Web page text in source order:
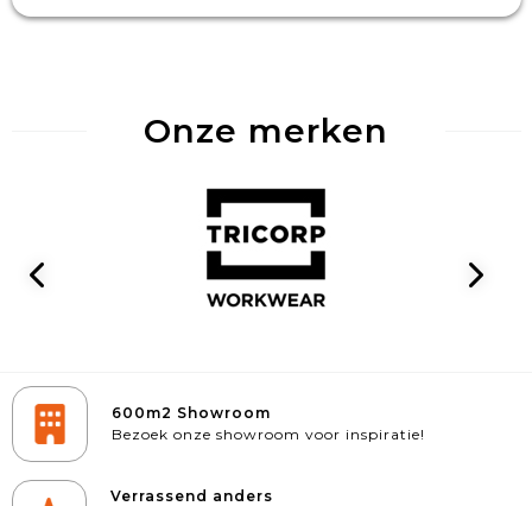
Onze merken
600m2 Showroom
Bezoek onze showroom voor inspiratie!
Verrassend anders